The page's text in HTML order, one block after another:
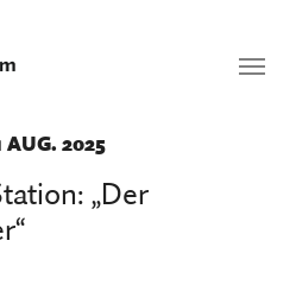
„Der
AUG. 2025